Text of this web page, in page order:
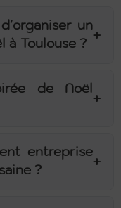
un
à Toulouse ?
+
de Noël
+
entreprise
?
+